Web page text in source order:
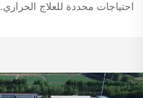
احتياجات محددة للعلاج الحراري.